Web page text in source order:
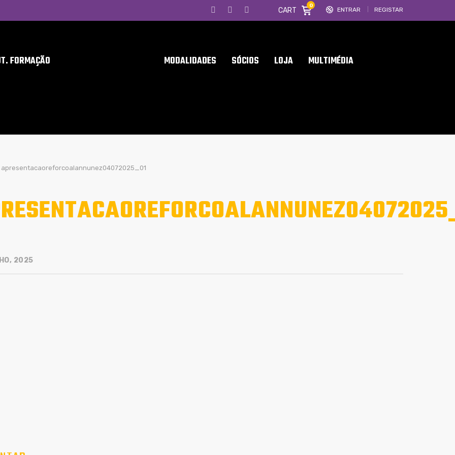
ENTRAR REGISTAR
CART
0
FORMAÇÃO MODALIDADES SÓCIOS LOJA MULTIMÉDIA
apresentacaoreforcoalannunez04072025_01
2025